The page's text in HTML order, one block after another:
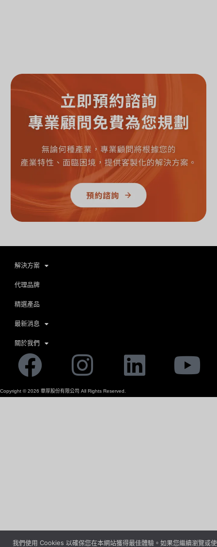
解決方案
代理品牌
精選產品
最新消息
關於我們
Facebook
Instagram
Copyright ©2026 華厚股份有限公司 All Rights Reserved.
我們使用 Cookies 以確保您在本網站獲得最佳體驗。如果您繼續瀏覽或